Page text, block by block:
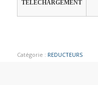
TÉLÉCHARGEMENT
Catégorie : REDUCTEURS